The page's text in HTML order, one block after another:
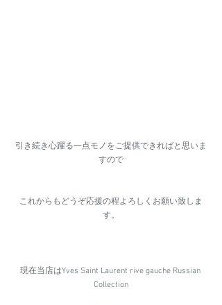
引き続き心躍る一点モノをご提供できればと思いま
すので
これからもどうぞ応援の程よろしくお願い致しま
す。
現在当店はYves Saint Laurent rive gauche Russian
Collection